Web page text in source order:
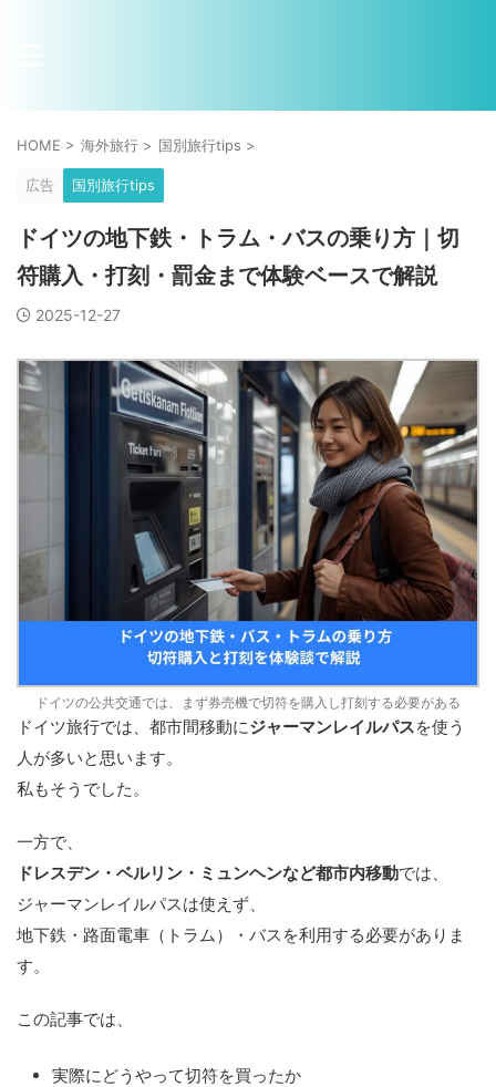
HOME > 海外旅行 > 国別旅行tips >
広告 国別旅行tips
ドイツの地下鉄・トラム・バスの乗り方｜切
符購入・打刻・罰金まで体験ベースで解説
2025-12-27
ドイツの公共交通では、まず券売機で切符を購入し打刻する必要がある
ドイツ旅行では、都市間移動にジャーマンレイルパスを使う
人が多いと思います。
私もそうでした。
一方で、
ドレスデン・ベルリン・ミュンヘンなど都市内移動では、
ジャーマンレイルパスは使えず、
地下鉄・路面電車（トラム）・バスを利用する必要がありま
す。
この記事では、
実際にどうやって切符を買ったか